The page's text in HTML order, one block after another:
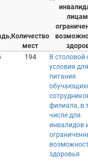
Количество
мест
194
В столовой
условия для
питания
филиала, в
числе для
инвалидов
здоровья